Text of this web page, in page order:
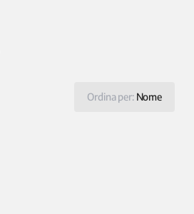
Ordina per: Nome